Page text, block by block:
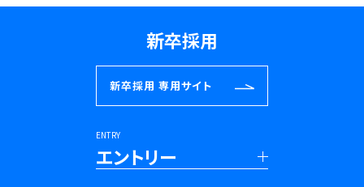
新卒採用
新卒採用 専用サイト
ENTRY
エントリー